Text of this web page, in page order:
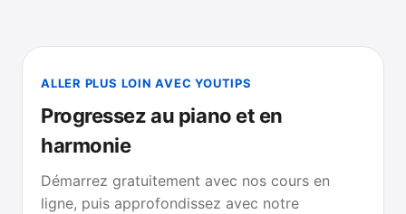
ALLER PLUS LOIN AVEC YOUTIPS
Progressez au piano et en
harmonie
Démarrez gratuitement avec nos cours en
ligne, puis approfondissez avec notre